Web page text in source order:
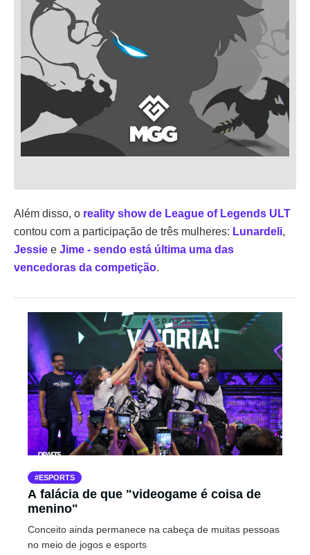
Além disso, o reality show de League of Legends ULT
contou com a participação de três mulheres: Lunardeli,
Jessie e Jime - sendo está última uma das
vencedoras da competição.
ESPORTS
A falácia de que "videogame é coisa de
menino"
Conceito ainda permanece na cabeça de muitas pessoas
no meio de jogos e esports